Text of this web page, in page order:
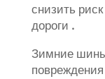
снизить
дороги .
Зимние шины
повреждения